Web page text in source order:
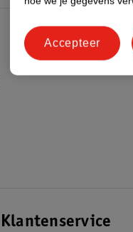
Klantenservice
Accepteer